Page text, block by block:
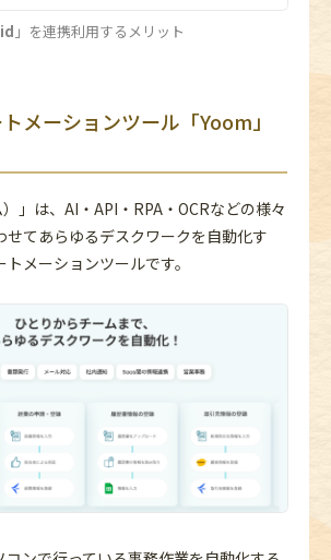
」を連携利用するメリット
メーションツール「Yoom 」
）」は、AI・API・RPA・OCRなどの様々
せてあらゆるデスクワークを自動化す
メーションツールです。